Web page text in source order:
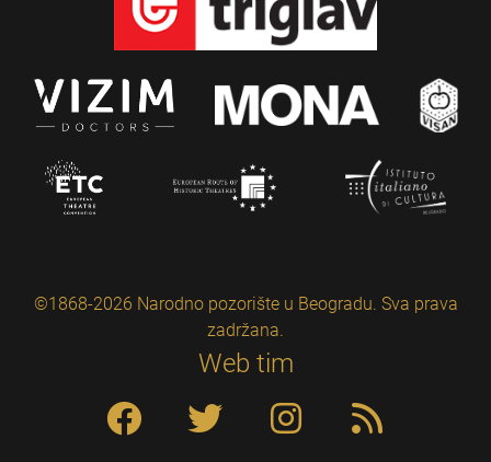
©1868-2026 Narodno pozorište u Beogradu. Sva prava
zadržana.
Web tim